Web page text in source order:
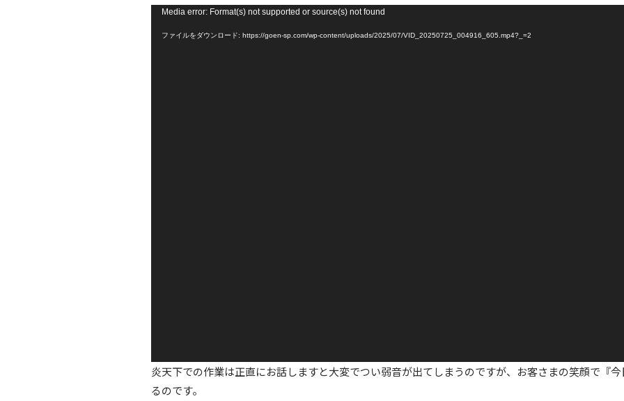
Media error: Format(s) not supported or source(s) not found
ファイルをダウンロード: https://goen-sp.com/wp-content/uploads/2025/07/VID_20250725_004916_605.mp4?_=2
炎天下での作業は正直にお話しますと大変でつい弱音が出てしまうのですが、お客さまの笑顔で『
るのです。